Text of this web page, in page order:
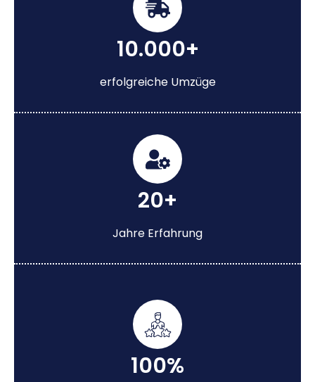
10.000+
erfolgreiche Umzüge
20+
Jahre Erfahrung
100%